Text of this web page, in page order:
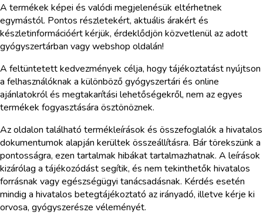
A termékek képei és valódi megjelenésük eltérhetnek
egymástól. Pontos részletekért, aktuális árakért és
készletinformációért kérjük, érdeklődjön közvetlenül az adott
gyógyszertárban vagy webshop oldalán!
A feltüntetett kedvezmények célja, hogy tájékoztatást nyújtson
a felhasználóknak a különböző gyógyszertári és online
ajánlatokról és megtakarítási lehetőségekről, nem az egyes
termékek fogyasztására ösztönöznek.
Az oldalon található termékleírások és összefoglalók a hivatalos
dokumentumok alapján kerültek összeállításra. Bár törekszünk a
pontosságra, ezen tartalmak hibákat tartalmazhatnak. A leírások
kizárólag a tájékozódást segítik, és nem tekinthetők hivatalos
forrásnak vagy egészségügyi tanácsadásnak. Kérdés esetén
mindig a hivatalos betegtájékoztató az irányadó, illetve kérje ki
orvosa, gyógyszerésze véleményét.